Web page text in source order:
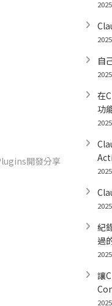
開發分享
自
在
功
紀
過
讓